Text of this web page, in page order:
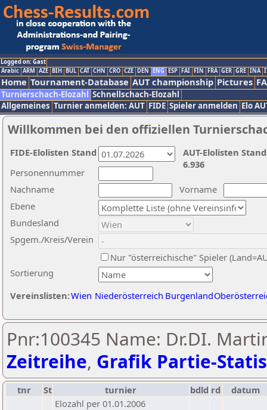
Logged on: Gast
Arabic ARM AZE BIH BUL CAT CHN CRO CZE DEN ENG ESP FAI FIN FRA GER GRE INA
Home Tournament-Database AUT championship Pictures
Turnierschach-Elozahl Schnellschach-Elozahl
Allgemeines Turnier anmelden: AUT FIDE Spieler anmelden Elo
Willkommen bei den offiziellen
Nachname
Vorname
Ebene
Sortierung
Personennummer
Bundesland
Spgem./Kreis/Verein
Nur "österreichische" Spieler
Vereinslisten:Wien Niederösterreich Burgenland
AUT-Elolisten
6.936
FIDE-Elolisten Stand
Pnr:100345 Name: Dr.DI.
Zeitreihe, Grafik Partie-
tnr St turnier bdld rd
datum
Elozahl per 01.01.2006